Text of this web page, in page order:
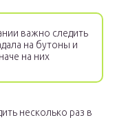
важно следить
на бутоны и
на них
несколько раз в